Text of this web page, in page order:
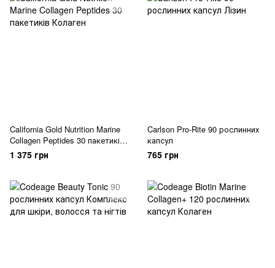
California Gold Nutrition Marine
Collagen Peptides 30 пакетиків
Лимон
1 375 грн
Carlson Pro-Rite 90 рослинних
капсул
765 грн